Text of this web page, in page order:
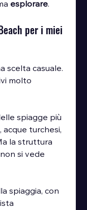
esplorare.
per i miei
scelta casuale.
molto
spiagge più
acque turchesi,
la struttura
si vede
spiaggia, con